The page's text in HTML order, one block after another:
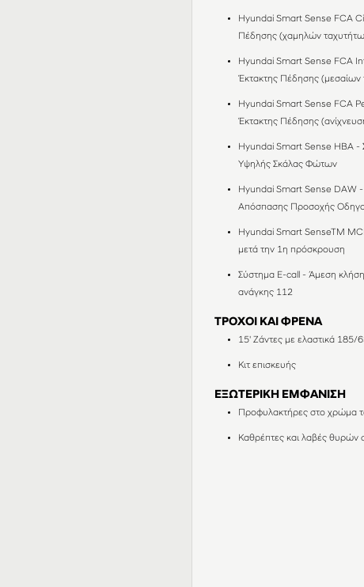
Hyundai Smart Sense FCA
Πέδησης (χαμηλών
Hyundai Smart Sense FCA
Έκτακτης Πέδησης (μεσαίων
Hyundai Smart Sense FCA
Έκτακτης Πέδησης
Hyundai Smart Sense HBA -
Υψηλής Σκάλας Φώτων
Hyundai Smart Sense DAW
Απόσπασης Προσοχής
Hyundai Smart SenseTM
μετά την 1η πρόσκρουση
Σύστημα E-call - Άμεση
ανάγκης 112
ΤΡΟΧΟΙ ΚΑΙ ΦΡΕΝΑ
15' Ζάντες με ελαστικά 185/
Κιτ επισκευής
ΕΞΩΤΕΡΙΚΗ ΕΜΦΑΝΙΣΗ
Προφυλακτήρες στο χρώμα
Καθρέπτες και λαβές